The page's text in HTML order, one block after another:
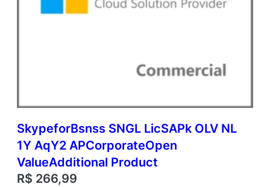
SkypeforBsnss SNGL LicSAPk OLV NL
1Y AqY2 APCorporateOpen
ValueAdditional Product
R$ 266,99